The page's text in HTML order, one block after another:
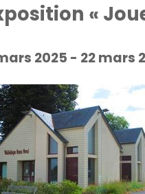
«
2025 - 22 mars